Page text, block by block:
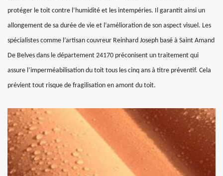
protéger le toit contre l’humidité et les intempéries. Il garantit ainsi un
allongement de sa durée de vie et l’amélioration de son aspect visuel. Les
spécialistes comme l’artisan couvreur Reinhard Joseph basé à Saint Amand
De Belves dans le département 24170 préconisent un traitement qui
assure l’imperméabilisation du toit tous les cinq ans à titre préventif. Cela
prévient tout risque de fragilisation en amont du toit.